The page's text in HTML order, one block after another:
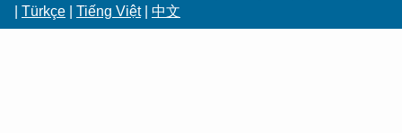
Türkçe Tiếng Việt| 中文